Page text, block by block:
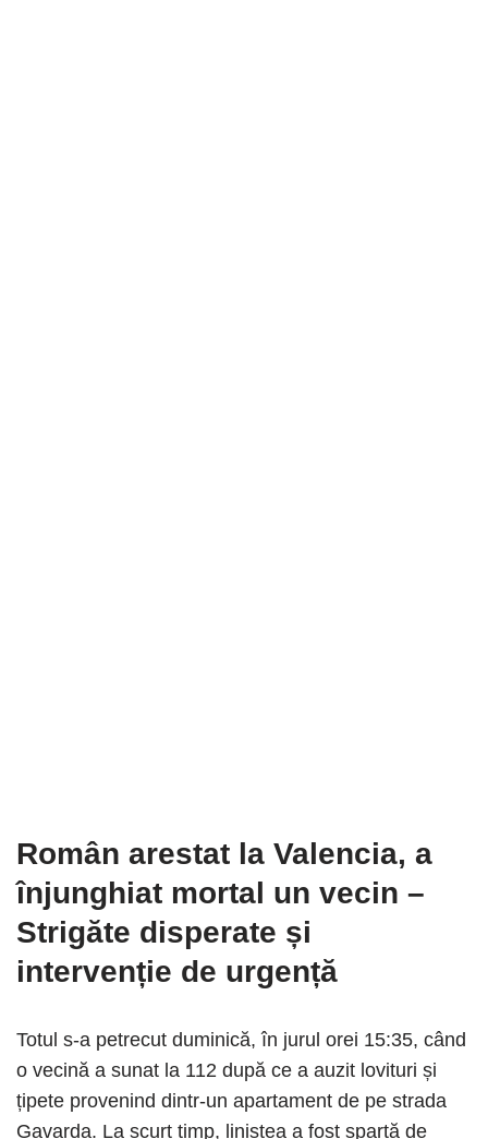
Român arestat la Valencia, a
înjunghiat mortal un vecin –
Strigăte disperate și
intervenție de urgență
Totul s-a petrecut duminică, în jurul orei 15:35, când
o vecină a sunat la 112 după ce a auzit lovituri și
țipete provenind dintr-un apartament de pe strada
Gavarda. La scurt timp, liniștea a fost spartă de